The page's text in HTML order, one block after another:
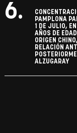
6.
PAMPLONA
1 DE JULIO,
AÑOS DE
ORIGEN
RELACIÓN
ALZUGARAY